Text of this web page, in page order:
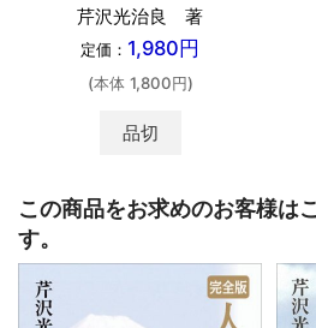
芹沢光治良 著
定価： 1,980円
(本体 1,800円)
品切
この商品をお求めのお客様は
す。